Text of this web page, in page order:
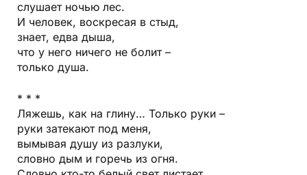
слушает ночью лес.
И человек, воскресая в стыд,
знает, едва дыша,
что у него ничего не болит –
только душа.
* * *
Ляжешь, как на глину… Только руки –
руки затекают под меня,
вымывая душу из разлуки,
словно дым и горечь из огня.